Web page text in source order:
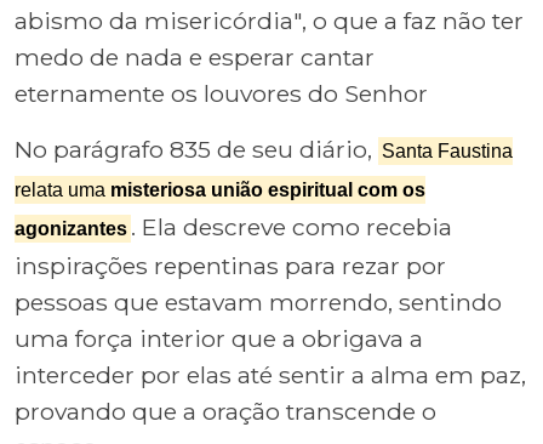
abismo da misericórdia", o que a faz não ter
medo de nada e esperar cantar
eternamente os louvores do Senhor
No parágrafo 835 de seu diário, Santa Faustina
relata uma misteriosa união espiritual com os
agonizantes . Ela descreve como recebia
inspirações repentinas para rezar por
pessoas que estavam morrendo, sentindo
uma força interior que a obrigava a
interceder por elas até sentir a alma em paz,
provando que a oração transcende o